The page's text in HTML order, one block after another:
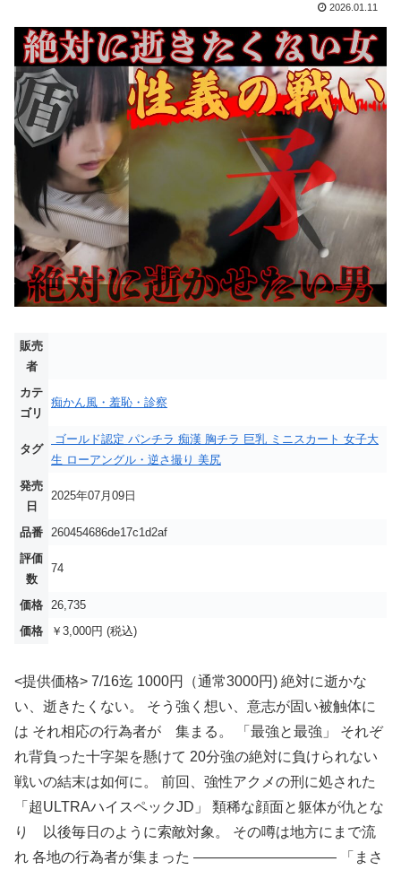
2026.01.11
販売
者
カテ
ゴリ
痴かん風・羞恥・診察
タグ
ゴールド認定 パンチラ 痴漢 胸チラ 巨乳 ミニスカート 女子大
生 ローアングル・逆さ撮り 美尻
発売
日
2025年07月09日
品番
260454686de17c1d2af
評価
数
74
価格
26,735
価格
￥3,000円 (税込)
<提供価格> 7/16迄 1000円（通常3000円) 絶対に逝かな
い、逝きたくない。 そう強く想い、意志が固い被触体に
は それ相応の行為者が 集まる。 「最強と最強」 それぞ
れ背負った十字架を懸けて 20分強の絶対に負けられない
戦いの結末は如何に。 前回、強性アクメの刑に処された
「超ULTRAハイスペックJD」 類稀な顔面と躯体が仇とな
り 以後毎日のように索敵対象。 その噂は地方にまで流
れ 各地の行為者が集まった —————————— 「まさ